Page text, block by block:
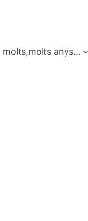
molts,molts anys…